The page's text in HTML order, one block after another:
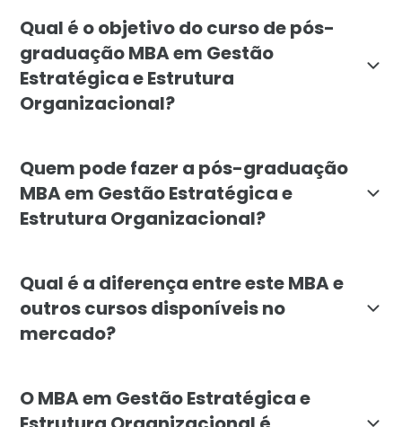
Qual é o objetivo do curso de pós-
graduação MBA em Gestão
Estratégica e Estrutura
Organizacional?
Quem pode fazer a pós-graduação
MBA em Gestão Estratégica e
Estrutura Organizacional?
Qual é a diferença entre este MBA e
outros cursos disponíveis no
mercado?
O MBA em Gestão Estratégica e